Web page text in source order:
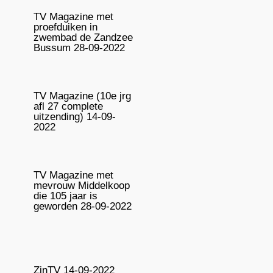
TV Magazine met
proefduiken in
zwembad de Zandzee
Bussum 28-09-2022
TV Magazine (10e jrg
afl 27 complete
uitzending) 14-09-
2022
TV Magazine met
mevrouw Middelkoop
die 105 jaar is
geworden 28-09-2022
ZinTV 14-09-2022